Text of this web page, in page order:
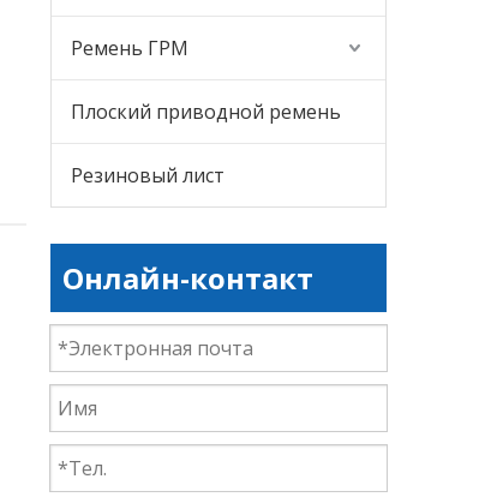
Ремень ГРМ
Плоский приводной ремень
Резиновый лист
Онлайн-контакт